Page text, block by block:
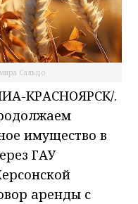
Сальдо
КРАСНОЯРСК/.
имущество в
ГАУ
аренды с